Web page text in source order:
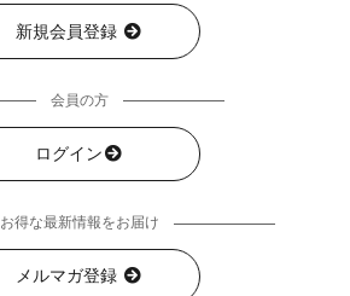
新規会員登録
会員の方
ログイン
お得な最新情報をお届け
メルマガ登録